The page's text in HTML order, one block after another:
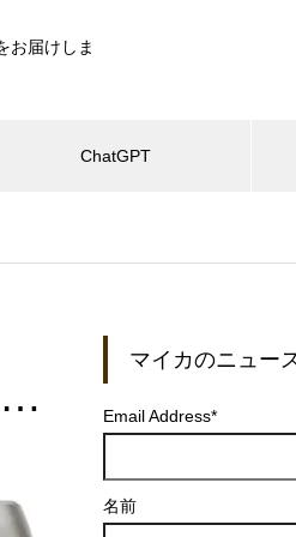
お届けしま
ChatGPT
マイカのニュー
Email Address*
名前